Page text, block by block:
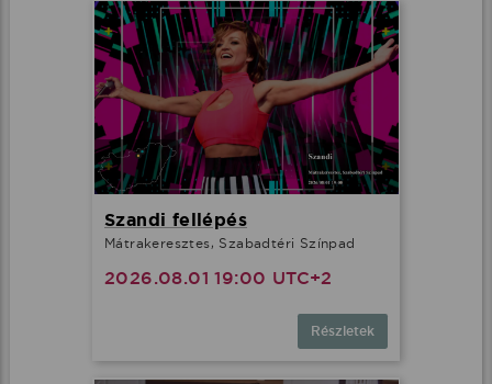
Szandi fellépés
Mátrakeresztes, Szabadtéri Színpad
2026.08.01 19:00 UTC+2
Részletek